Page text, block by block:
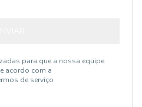
para que a nossa equipe
acordo com a
de serviço